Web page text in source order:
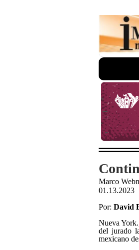
Marco
01.13.2023
Por:David
Nueva
del jurado
mexicano